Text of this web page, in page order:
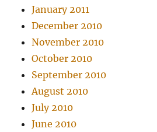
January 2011
December 2010
November 2010
October 2010
September 2010
August 2010
July 2010
June 2010